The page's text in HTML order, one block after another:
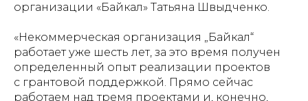
организации «Байкал» Татьяна Швыдченко.
«Некоммерческая организация „Байкал“
работает уже шесть лет, за это время получен
определенный опыт реализации проектов
с грантовой поддержкой. Прямо сейчас
работаем над тремя проектами и, конечно,